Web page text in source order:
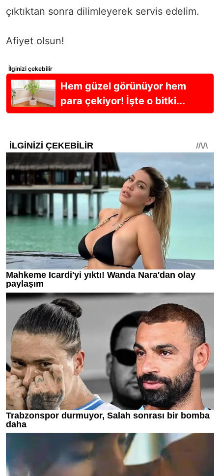
çıktıktan sonra dilimleyerek servis edelim.
Afiyet olsun!
İlginizi çekebilir
Hem güzel görünüyor hem
para çekiyor! İşte o bitki...